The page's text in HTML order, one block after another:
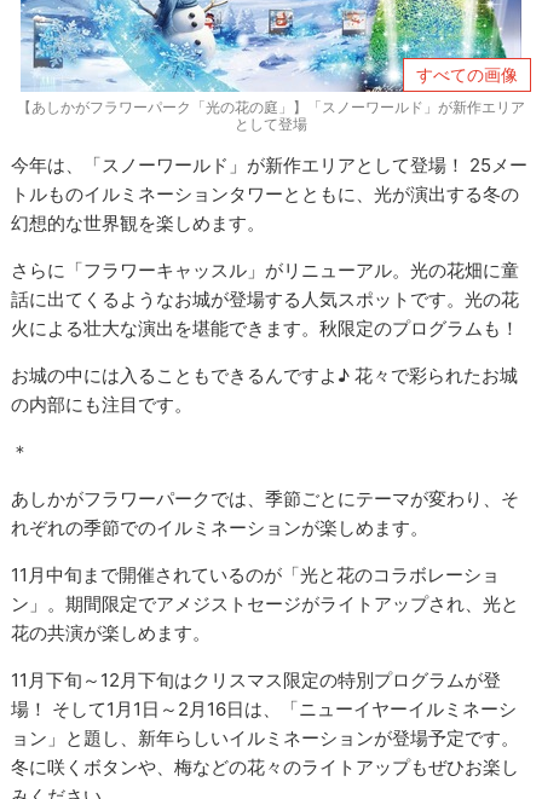
すべての画像
【あしかがフラワーパーク「光の花の庭」】「スノーワールド」が新作エリア
として登場
今年は、「スノーワールド」が新作エリアとして登場！ 25メー
トルものイルミネーションタワーとともに、光が演出する冬の
幻想的な世界観を楽しめます。
さらに「フラワーキャッスル」がリニューアル。光の花畑に童
話に出てくるようなお城が登場する人気スポットです。光の花
火による壮大な演出を堪能できます。秋限定のプログラムも！
お城の中には入ることもできるんですよ♪ 花々で彩られたお城
の内部にも注目です。
＊
あしかがフラワーパークでは、季節ごとにテーマが変わり、そ
れぞれの季節でのイルミネーションが楽しめます。
11月中旬まで開催されているのが「光と花のコラボレーショ
ン」。期間限定でアメジストセージがライトアップされ、光と
花の共演が楽しめます。
11月下旬～12月下旬はクリスマス限定の特別プログラムが登
場！ そして1月1日～2月16日は、「ニューイヤーイルミネーシ
ョン」と題し、新年らしいイルミネーションが登場予定です。
冬に咲くボタンや、梅などの花々のライトアップもぜひお楽し